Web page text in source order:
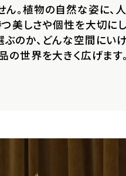
。植物の自然な姿に、
美しさや個性を大切に
のか、どんな空間にい
の世界を大きく広げます